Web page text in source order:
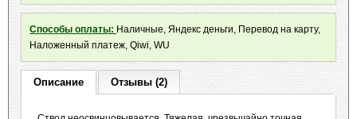
Способы оплаты: Наличные, Яндекс деньги, Перевод на карту,
Наложенный платеж, Qiwi, WU
Описание Отзывы (2)